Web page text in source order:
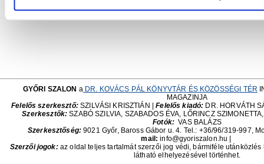
GYŐRI SZALON aDR. KOVÁCS PÁL KÖNYVTÁR ÉS KÖZÖSSÉGI TÉR
MAGAZINJA
Felelős szerkesztő:SZILVÁSI KRISZTIÁN | Felelős kiadó: DR. HORVÁTH
Szerkesztők:SZABÓ SZILVIA, SZABADOS ÉVA, LŐRINCZ
Fotók: VAS BALÁZS
Szerkesztőség: 9021 Győr, Baross Gábor u. 4. Tel.: +36/96/319-997,
mail: info@gyoriszalon.hu |
Szerzői jogok:az oldal teljes tartalmát szerzői jog védi, bármiféle
látható elhelyezésével történhet.